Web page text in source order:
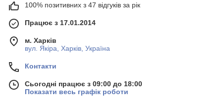
100% позитивних з 47 відгуків за рік
Працює з 17.01.2014
м. Харків
вул. Якіра, Харків, Україна
Контакти
Сьогодні працює з 09:00 до 18:00
Показати весь графік роботи